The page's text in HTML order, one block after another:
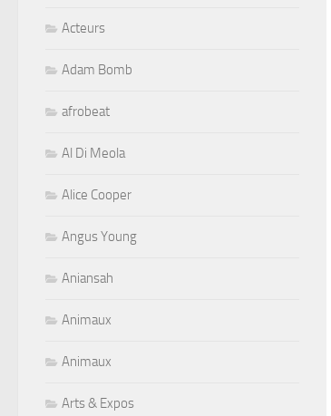
Acteurs
Adam Bomb
afrobeat
Al Di Meola
Alice Cooper
Angus Young
Aniansah
Animaux
Animaux
Arts & Expos